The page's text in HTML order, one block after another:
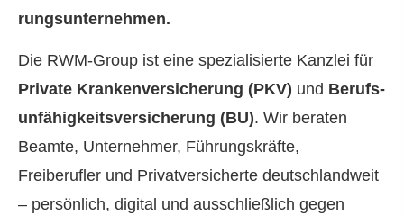
rungs­un­ter­neh­men.
Die RWM-Group ist eine spezialisierte Kanzlei für
Private Kranken­ver­si­che­rung (PKV) und Berufs­
unfähig­keitsversicherung (BU). Wir beraten
Beamte, Unternehmer, Führungskräfte,
Freiberufler und Privatversicherte deutschlandweit
– persönlich, digital und ausschließlich gegen